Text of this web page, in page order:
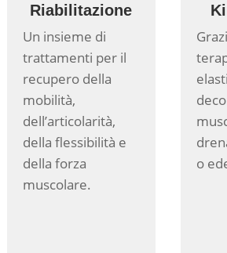
Riabilitazione
Un insieme di
trattamenti per il
recupero della
mobilità,
dell’articolarità,
della flessibilità e
della forza
muscolare.
o